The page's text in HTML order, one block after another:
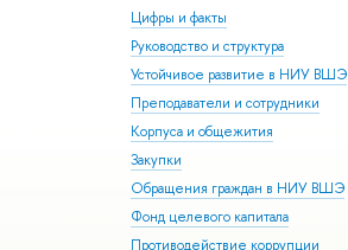
Цифры и факты
Руководство и структура
Устойчивое развитие в НИУ ВШЭ
Преподаватели и сотрудники
Корпуса и общежития
Закупки
Обращения граждан в НИУ ВШЭ
Фонд целевого капитала
Противодействие коррупции